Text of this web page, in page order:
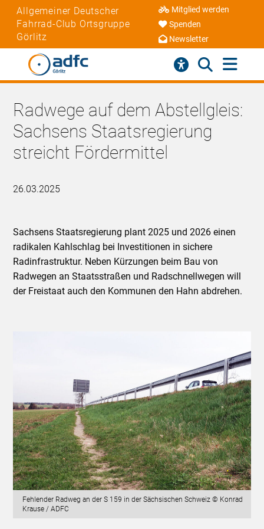
Allgemeiner Deutscher
Fahrrad-Club Ortsgruppe
Görlitz
Mitglied werden
Spenden
Newsletter
Radwege auf dem Abstellgleis:
Sachsens Staatsregierung
streicht Fördermittel
26.03.2025
Sachsens Staatsregierung plant 2025 und 2026 einen
radikalen Kahlschlag bei Investitionen in sichere
Radinfrastruktur. Neben Kürzungen beim Bau von
Radwegen an Staatsstraßen und Radschnellwegen will
der Freistaat auch den Kommunen den Hahn abdrehen.
Fehlender Radweg an der S 159 in der Sächsischen Schweiz © Konrad
Krause / ADFC